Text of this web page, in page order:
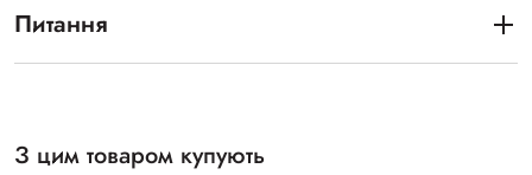
Питання
З цим товаром купують